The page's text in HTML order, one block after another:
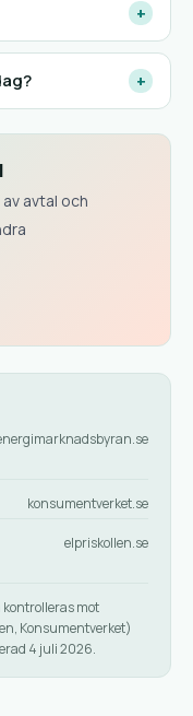
+
+
avtal och
konsumentverket.se
elpriskollen.se
kontrolleras mot
Konsumentverket)
4 juli 2026.